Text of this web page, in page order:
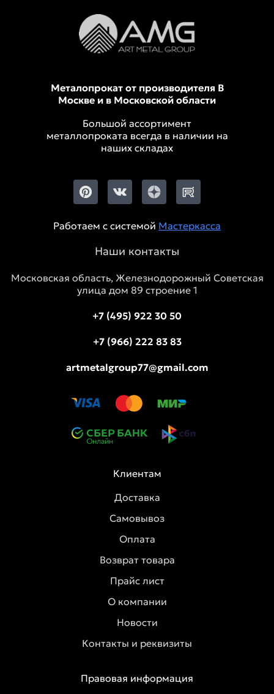
Металопрокат от производителя В
Москве и в Московской области
Большой ассортимент
металлопроката всегда в наличии на
наших складах
Работаем с системой Мастеркасса
Наши контакты
Московская область, Железнодорожный Советская
улица дом 89 строение 1
+7 (495) 922 30 50
+7 (966) 222 83 83
artmetalgroup77@gmail.com
Клиентам
Доставка
Самовывоз
Оплата
Возврат товара
Прайс лист
О компании
Новости
Контакты и реквизиты
Правовая информация